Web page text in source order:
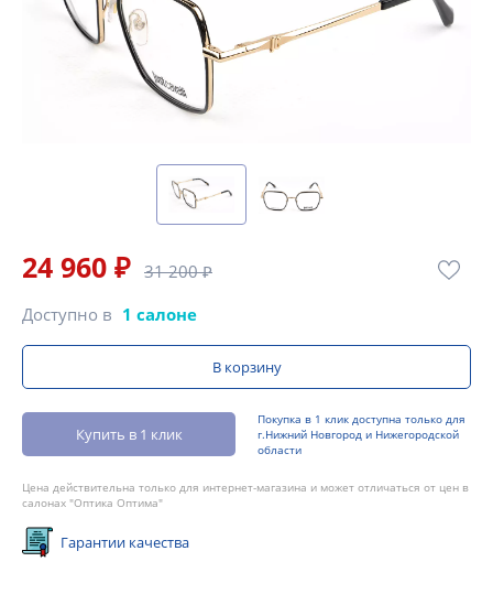
24 960 ₽ 31 200 ₽
Доступно в 1 салоне
В корзину
Купить в 1 клик
Покупка в 1 клик доступна только для
г.Нижний Новгород и Нижегородской
области
Цена действительна только для интернет-магазина и может отличаться от цен в
салонах "Оптика Оптима"
Гарантии качества